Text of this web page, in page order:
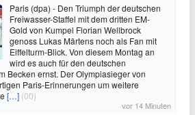
Paris (dpa) - Den Triumph der deutschen
Freiwasser-Staffel mit dem dritten EM-
Gold von Kumpel Florian Wellbrock
genoss Lukas Märtens noch als Fan mit
Eiffelturm-Blick. Von diesem Montag an
wird es auch für den deutschen
Becken ernst. Der Olympiasieger von
Paris-Erinnerungen um weitere
[…] (00)
vor 14 Minuten